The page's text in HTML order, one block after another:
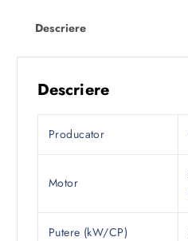
Descriere
Descriere
Producator
Motor
Putere (kW/CP)